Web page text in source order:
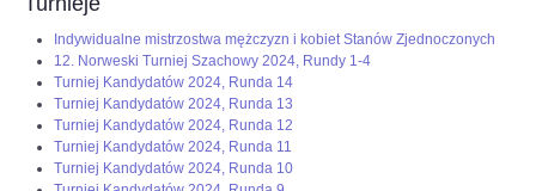
Indywidualne mistrzostwa mężczyzn i kobiet Stanów Zjednoczonych
12. Norweski Turniej Szachowy 2024, Rundy 1-4
Turniej Kandydatów 2024, Runda 14
Turniej Kandydatów 2024, Runda 13
Turniej Kandydatów 2024, Runda 12
Turniej Kandydatów 2024, Runda 11
Turniej Kandydatów 2024, Runda 10